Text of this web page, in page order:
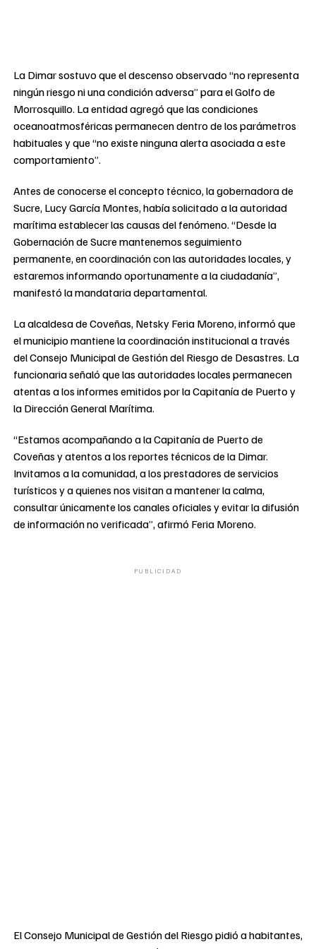
La Dimar sostuvo que el descenso observado “no representa
ningún riesgo ni una condición adversa” para el Golfo de
Morrosquillo. La entidad agregó que las condiciones
oceanoatmosféricas permanecen dentro de los parámetros
habituales y que “no existe ninguna alerta asociada a este
comportamiento”.
Antes de conocerse el concepto técnico, la gobernadora de
Sucre, Lucy García Montes, había solicitado a la autoridad
marítima establecer las causas del fenómeno. “Desde la
Gobernación de Sucre mantenemos seguimiento
permanente, en coordinación con las autoridades locales, y
estaremos informando oportunamente a la ciudadanía”,
manifestó la mandataria departamental.
La alcaldesa de Coveñas, Netsky Feria Moreno, informó que
el municipio mantiene la coordinación institucional a través
del Consejo Municipal de Gestión del Riesgo de Desastres. La
funcionaria señaló que las autoridades locales permanecen
atentas a los informes emitidos por la Capitanía de Puerto y
la Dirección General Marítima.
“Estamos acompañando a la Capitanía de Puerto de
Coveñas y atentos a los reportes técnicos de la Dimar.
Invitamos a la comunidad, a los prestadores de servicios
turísticos y a quienes nos visitan a mantener la calma,
consultar únicamente los canales oficiales y evitar la difusión
de información no verificada”, afirmó Feria Moreno.
PUBLICIDAD
El Consejo Municipal de Gestión del Riesgo pidió a habitantes,